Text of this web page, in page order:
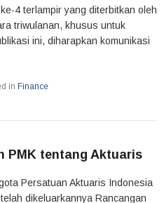
4 terlampir yang diterbitkan oleh
triwulanan, khusus untuk
ini, diharapkan komunikasi
in Finance
PMK tentang Aktuaris
Persatuan Aktuaris Indonesia
dikeluarkannya Rancangan